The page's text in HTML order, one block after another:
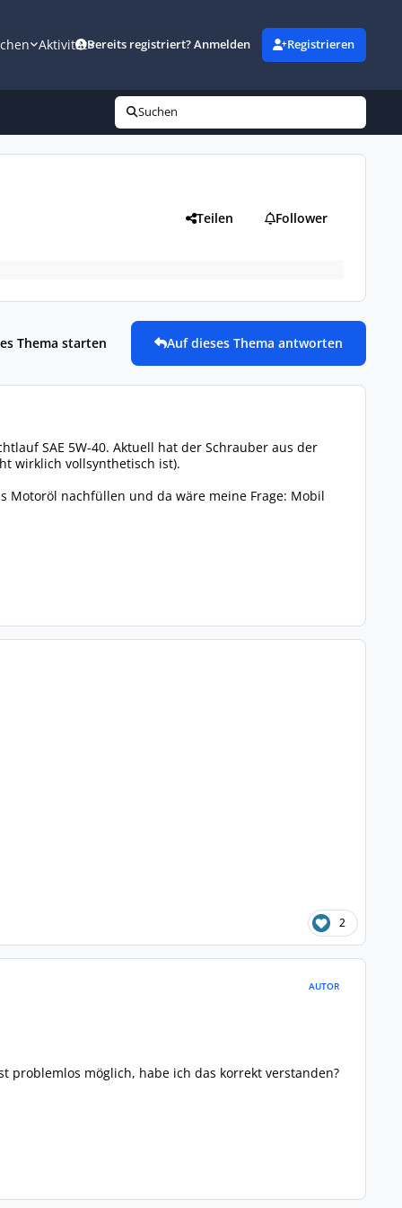
AktivitätBereits registriert? Anmelden Registrieren
Suchen
Teilen Follower
Thema starten Auf dieses Thema antworten
SAE 5W-40. Aktuell hat der Schrauber aus der
wirklich vollsynthetisch ist).
Motoröl nachfüllen und da wäre meine Frage: Mobil
2
AUTOR
möglich, habe ich das korrekt verstanden?